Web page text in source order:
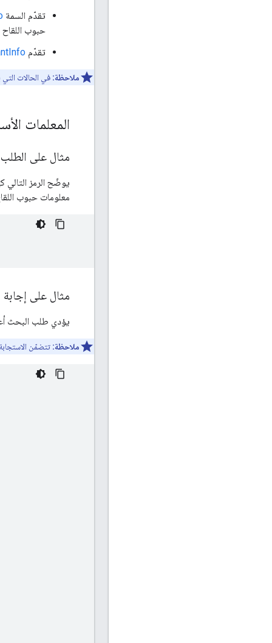
تقدّم السمة
حبوب اللقاح
تقدّم
ملاحظة: في الحالات
المعلمات
مثال على الطلب
يوضّح الرمز
معلومات حبوب
مثال على إجابة
يؤدي طلب البحث
ملاحظة: تتضمّن